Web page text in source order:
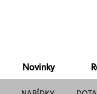
Novinky